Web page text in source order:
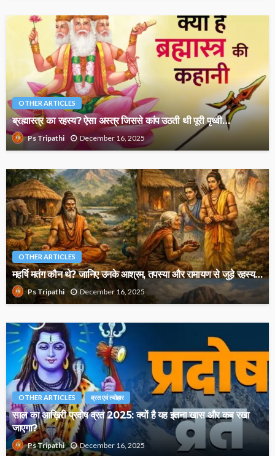
OTHER ARTICLES
ब्रह्मास्त्र का रहस्य? ऐसा अस्त्र जिससे कांप उठती थी पूरी पृथ्वी…
Ps Tripathi December 16, 2025
OTHER ARTICLES
महर्षि मतंग कौन थे? जानिए उनके आश्रम, तपस्या और रामायण से जुड़े रहस्य…
Ps Tripathi December 16, 2025
OTHER ARTICLES व्रत एवं त्योहार
साल का आख़िरी प्रदोष व्रत 2025: क्यों है यह इतना खास और कब रखा
जाएगा?
Ps Tripathi December 16, 2025